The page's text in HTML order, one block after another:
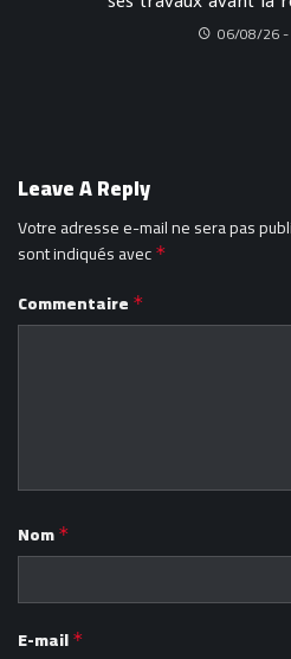
06/08/26
Leave A Reply
Votre adresse e-mail ne sera pas
sont indiqués avec *
Commentaire *
Nom *
E-mail *